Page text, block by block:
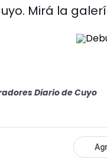
Mirá la
Diario de Cuyo